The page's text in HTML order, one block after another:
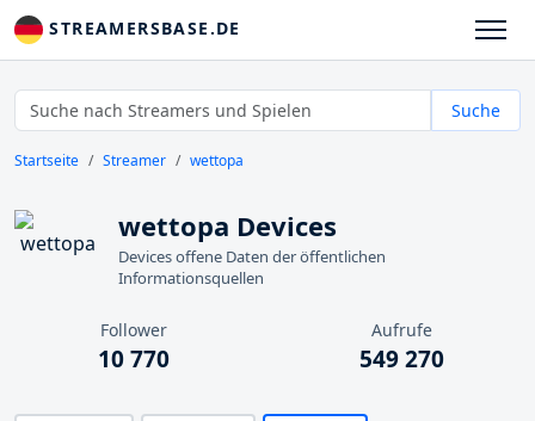
STREAMERSBASE.DE
Suche
Startseite Streamer wettopa
wettopa Devices
Devices offene Daten der öffentlichen
Informationsquellen
Follower
10 770
Aufrufe
549 270